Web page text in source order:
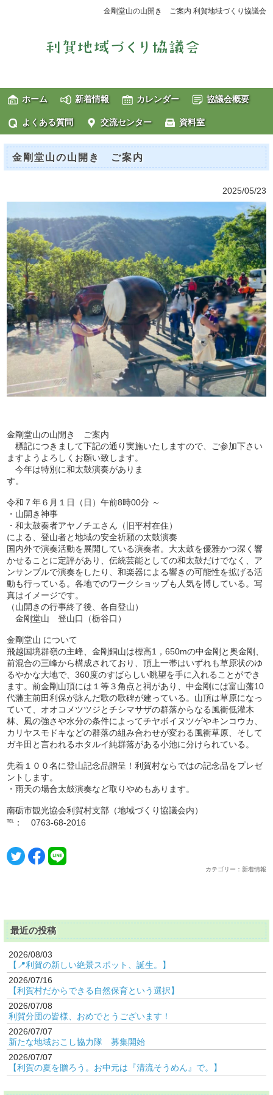
金剛堂山の山開き ご案内 利賀地域づくり協議会
ホーム 新着情報 カレンダー 協議会概要
よくある質問 交流センター 資料室
金剛堂山の山開き ご案内
2025/05/23
金剛堂山の山開き ご案内
標記につきまして下記の通り実施いたしますので、ご参加下さい
ますようよろしくお願い致します。
今年は特別に和太鼓演奏がありま
す。
令和７年６月１日（日）午前8時00分 ～
・山開き神事
・和太鼓奏者アヤノチエさん（旧平村在住）
による、登山者と地域の安全祈願の太鼓演奏
国内外で演奏活動を展開している演奏者。大太鼓を優雅かつ深く響
かせることに定評があり、伝統芸能としての和太鼓だけでなく、ア
ンサンブルで演奏をしたり、和楽器による響きの可能性を拡げる活
動も行っている。各地でのワークショップも人気を博している。写
真はイメージです。
（山開きの行事終了後、各自登山）
金剛堂山 登山口（栃谷口）
金剛堂山 について
飛越国境群嶺の主峰、金剛銅山は標高1，650mの中金剛と奥金剛、
前混合の三峰から構成されており、頂上一帯はいずれも草原状のゆ
るやかな大地で、360度のすばらしい眺望を手に入れることができ
ます。前金剛山頂には１等３角点と祠があり、中金剛には富山藩10
代藩主前田利保が詠んだ歌の歌碑が建っている。山頂は草原になっ
ていて、オオコメツツジとチシマサザの群落からなる風衝低灌木
林、風の強さや水分の条件によってチヤボイヌツゲやキンコウカ、
カリヤスモドキなどの群落の組み合わせが変わる風衝草原、そして
ガキ田と言われるホタルイ純群落がある小池に分けられている。
先着１００名に登山記念品贈呈！利賀村ならではの記念品をプレゼ
ントします。
・雨天の場合太鼓演奏など取りやめもあります。
南砺市観光協会利賀村支部（地域づくり協議会内）
℡： 0763-68-2016
カテゴリー：新着情報
最近の投稿
2026/08/03
【📍利賀の新しい絶景スポット、誕生。】
2026/07/16
【利賀村だからできる自然保育という選択】
2026/07/08
利賀分団の皆様、おめでとうございます！
2026/07/07
新たな地域おこし協力隊 募集開始
2026/07/07
【利賀の夏を贈ろう。お中元は『清流そうめん』で。】